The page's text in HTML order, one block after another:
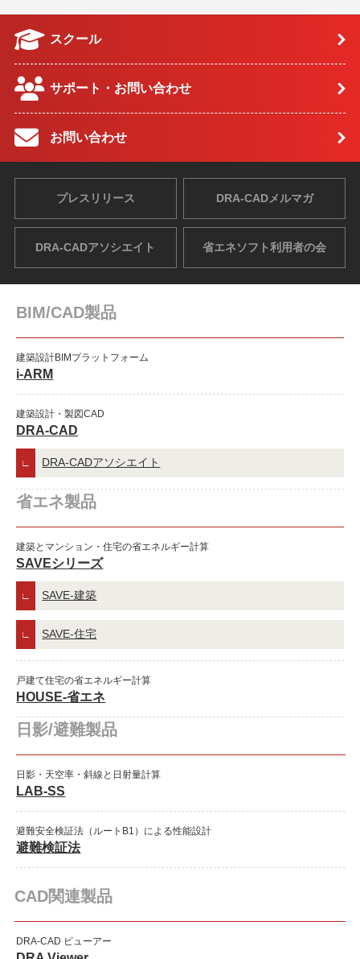
スクール
サポート・お問い合わせ
お問い合わせ
プレスリリース DRA-CADメルマガ
DRA-CADアソシエイト 省エネソフト利用者の会
BIM/CAD製品
建築設計BIMプラットフォーム
i-ARM
建築設計・製図CAD
DRA-CAD
DRA-CADアソシエイト
省エネ製品
建築とマンション・住宅の省エネルギー計算
SAVEシリーズ
SAVE-建築
SAVE-住宅
戸建て住宅の省エネルギー計算
HOUSE-省エネ
日影/避難製品
日影・天空率・斜線と日射量計算
LAB-SS
避難安全検証法（ルートB1）による性能設計
避難検証法
CAD関連製品
DRA-CAD ビューアー